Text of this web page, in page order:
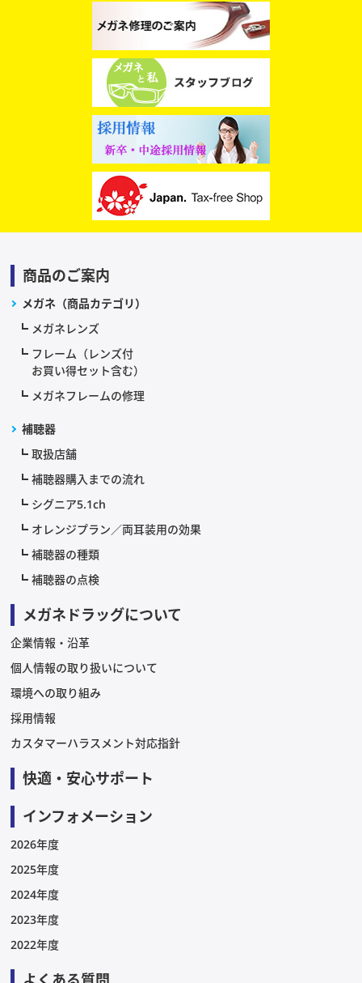
商品のご案内
メガネ（商品カテゴリ）
メガネレンズ
フレーム（レンズ付
お買い得セット含む）
メガネフレームの修理
補聴器
取扱店舗
補聴器購入までの流れ
シグニア5.1ch
オレンジプラン／両耳装用の効果
補聴器の種類
補聴器の点検
メガネドラッグについて
企業情報・沿革
個人情報の取り扱いについて
環境への取り組み
採用情報
カスタマーハラスメント対応指針
快適・安心サポート
インフォメーション
2026年度
2025年度
2024年度
2023年度
2022年度